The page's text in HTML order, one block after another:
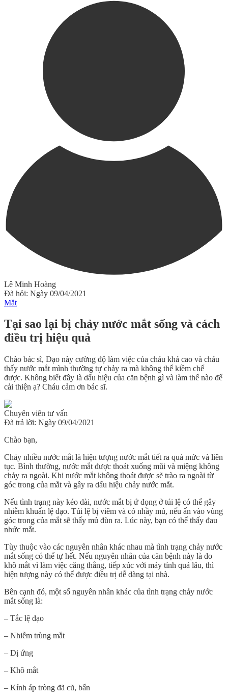
Lê Minh Hoàng
Đã hỏi: Ngày 09/04/2021
Mắt
Tại sao lại bị chảy nước mắt sống và cách
điều trị hiệu quả
Chào bác sĩ, Dạo này cường độ làm việc của cháu khá cao và cháu
thấy nước mắt mình thường tự chảy ra mà không thể kiềm chế
được. Không biết đây là dấu hiệu của căn bệnh gì và làm thế nào để
cải thiện ạ? Cháu cảm ơn bác sĩ.
Chuyên viên tư vấn
Đã trả lời: Ngày 09/04/2021
Chào bạn,
Chảy nhiều nước mắt là hiện tượng nước mắt tiết ra quá mức và liên
tục. Bình thường, nước mắt được thoát xuống mũi và miệng không
chảy ra ngoài. Khi nước mắt không thoát được sẽ trào ra ngoài từ
góc trong của mắt và gây ra dấu hiệu chảy nước mắt.
Nếu tình trạng này kéo dài, nước mắt bị ứ đọng ở túi lệ có thể gây
nhiễm khuẩn lệ đạo. Túi lệ bị viêm và có nhầy mủ, nếu ấn vào vùng
góc trong của mắt sẽ thấy mủ đùn ra. Lúc này, bạn có thể thấy đau
nhức mắt.
Tùy thuộc vào các nguyên nhân khác nhau mà tình trạng chảy nước
mắt sống có thể tự hết. Nếu nguyên nhân của căn bệnh này là do
khô mắt vì làm việc căng thẳng, tiếp xúc với máy tính quá lâu, thì
hiện tượng này có thể được điều trị dễ dàng tại nhà.
Bên cạnh đó, một số nguyên nhân khác của tình trạng chảy nước
mắt sống là:
– Tắc lệ đạo
– Nhiễm trùng mắt
– Dị ứng
– Khô mắt
– Kính áp tròng đã cũ, bẩn